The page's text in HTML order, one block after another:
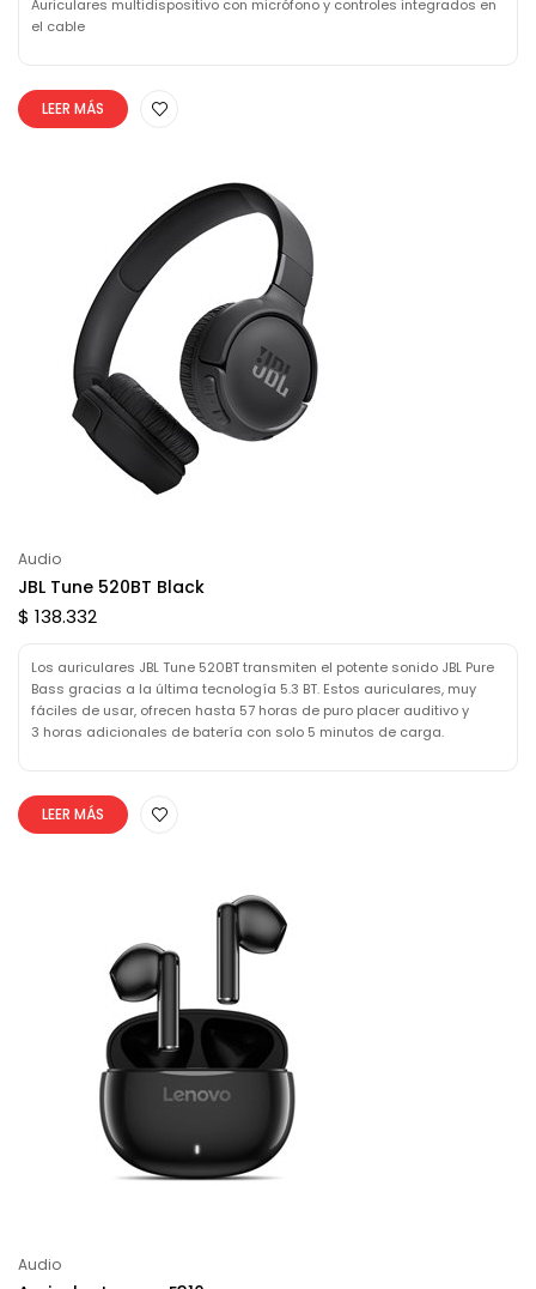
Auriculares multidispositivo con micrófono y controles integrados en
el cable
LEER MÁS
Audio
JBL Tune 520BT Black
$ 138.332
Los auriculares JBL Tune 520BT transmiten el potente sonido JBL Pure
Bass gracias a la última tecnología 5.3 BT. Estos auriculares, muy
fáciles de usar, ofrecen hasta 57 horas de puro placer auditivo y
3 horas adicionales de batería con solo 5 minutos de carga.
LEER MÁS
Audio